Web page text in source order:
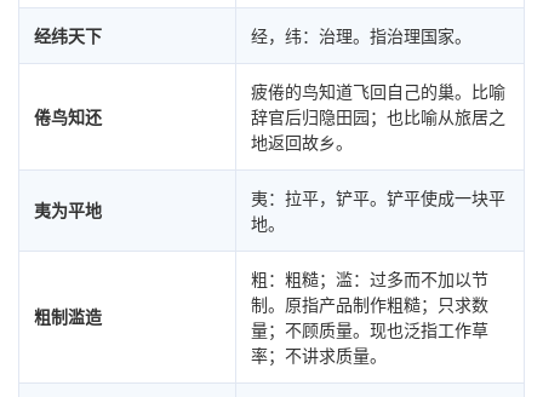
经纬天下 经，纬：治理。指治理国家。
倦鸟知还
疲倦的鸟知道飞回自己的巢。比喻
辞官后归隐田园；也比喻从旅居之
地返回故乡。
夷为平地
夷：拉平，铲平。铲平使成一块平
地。
粗制滥造
粗：粗糙；滥：过多而不加以节
制。原指产品制作粗糙；只求数
量；不顾质量。现也泛指工作草
率；不讲求质量。